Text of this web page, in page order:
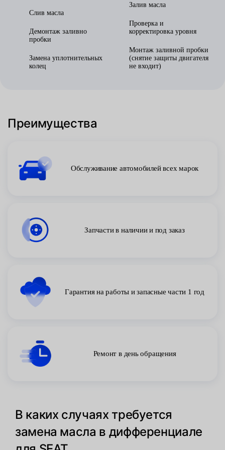
Слив масла
Демонтаж заливно
пробки
Замена уплотнительных
колец
Залив масла
Проверка и
корректировка уровня
Монтаж заливной пробки
(снятие защиты двигателя
не входит)
Преимущества
Обслуживание автомобилей всех марок
Запчасти в наличии и под заказ
Гарантия на работы и запасные части 1 год
Ремонт в день обращения
В каких случаях требуется
замена масла в дифференциале